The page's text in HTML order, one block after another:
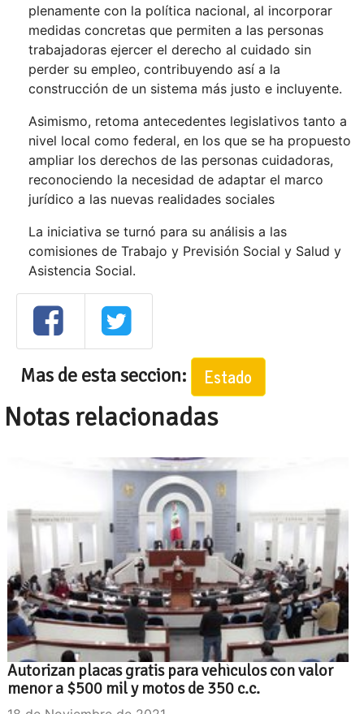
plenamente con la política nacional, al incorporar
medidas concretas que permiten a las personas
trabajadoras ejercer el derecho al cuidado sin
perder su empleo, contribuyendo así a la
construcción de un sistema más justo e incluyente.
Asimismo, retoma antecedentes legislativos tanto a
nivel local como federal, en los que se ha propuesto
ampliar los derechos de las personas cuidadoras,
reconociendo la necesidad de adaptar el marco
jurídico a las nuevas realidades sociales
La iniciativa se turnó para su análisis a las
comisiones de Trabajo y Previsión Social y Salud y
Asistencia Social.
Mas de esta seccion: Estado
Notas relacionadas
Autorizan placas gratis para vehìculos con valor
menor a $500 mil y motos de 350 c.c.